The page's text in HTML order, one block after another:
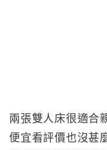
兩張雙人床很適合
便宜看評價也沒甚